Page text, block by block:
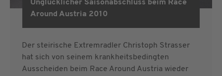
RAA 2010
Unglücklicher Saisonabschluss beim Race
Around Austria 2010
Der steirische Extremradler Christoph Strasser
hat sich von seinem krankheitsbedingten
Ausscheiden beim Race Around Austria wieder